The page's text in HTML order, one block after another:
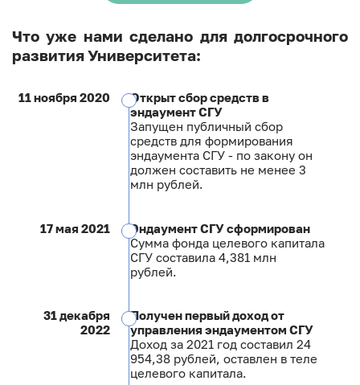
Что уже нами сделано для долгосрочного
развития Университета:
11 ноября 2020
Открыт сбор средств в
эндаумент СГУ
Запущен публичный сбор
средств для формирования
эндаумента СГУ - по закону он
должен составить не менее 3
млн рублей.
17 мая 2021
Эндаумент СГУ сформирован
Сумма фонда целевого капитала
СГУ составила 4,381 млн
рублей.
31 декабря
2022
Получен первый доход от
управления эндаументом СГУ
Доход за 2021 год составил 24
954,38 рублей, оставлен в теле
целевого капитала.